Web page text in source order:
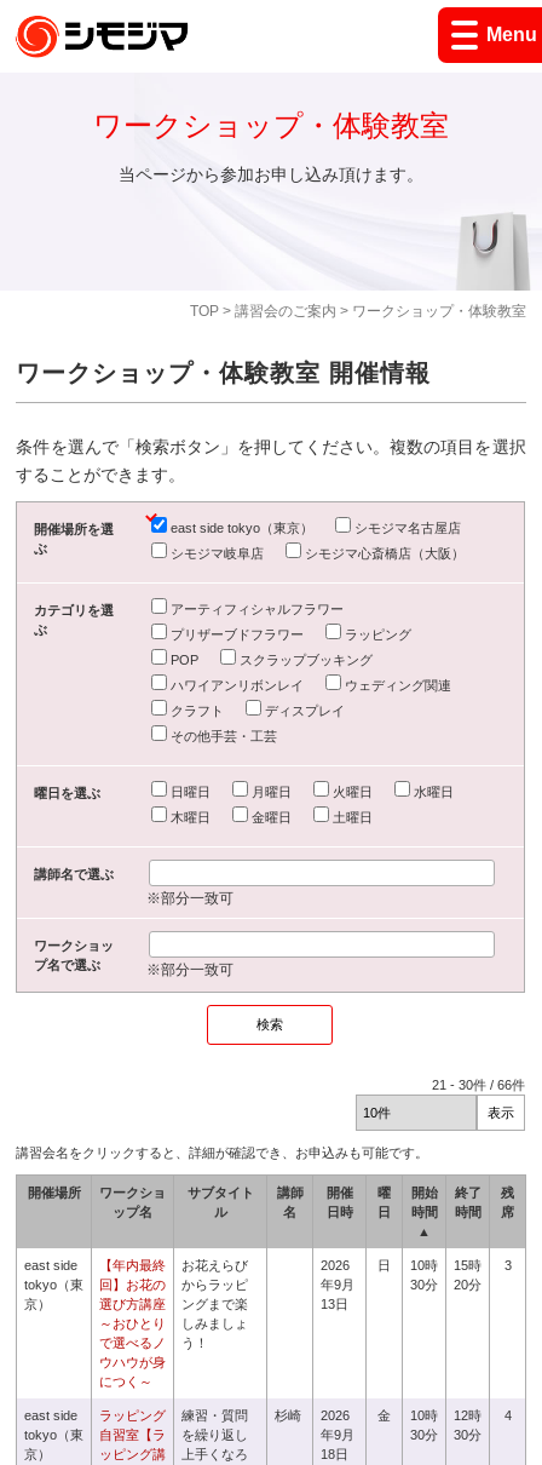
Menu
TOP> 講習会のご案内 > ワークショップ・体験教室
ワークショップ・体験教室
当ページから参加お申し込み頂けます。
ワークショップ・体験教室 開催情報
条件を選んで「検索ボタン」を押してください。複数の項目を選択
することができます。
開催場所を選
ぶ
east side tokyo（東京）
シモジマ名古屋店
シモジマ岐阜店
シモジマ心斎橋店（大阪）
カテゴリを選
ぶ
アーティフィシャルフラワー
プリザーブドフラワー
ラッピング
POP
スクラップブッキング
ハワイアンリボンレイ
ウェディング関連
クラフト
ディスプレイ
その他手芸・工芸
曜日を選ぶ 日曜日 月曜日 火曜日
水曜日
木曜日
金曜日 土曜日
講師名で選ぶ
※部分一致可
ワークショッ
プ名で選ぶ
※部分一致可
21 -30件 /66件
講習会名をクリックすると、詳細が確認でき、お申込みも可能です。
開催場所
ワークショ
ップ名
サブタイト
ル
講師
名
開催
日時
曜
日
開始
時間
▲
終了
時間
残
席
east side
tokyo（東
京）
【年内最終
回】お花の
選び方講座
～おひとり
で選べるノ
ウハウが身
につく～
お花えらび
からラッピ
ングまで楽
しみましょ
う！
2026
年9月
13日
日
10時
30分
15時
20分
3
east side
tokyo（東
京）
ラッピング
自習室【ラ
ッピング講
練習・質問
を繰り返し
上手くなろ
杉崎
2026
年9月
18日
金
10時
30分
12時
30分
4